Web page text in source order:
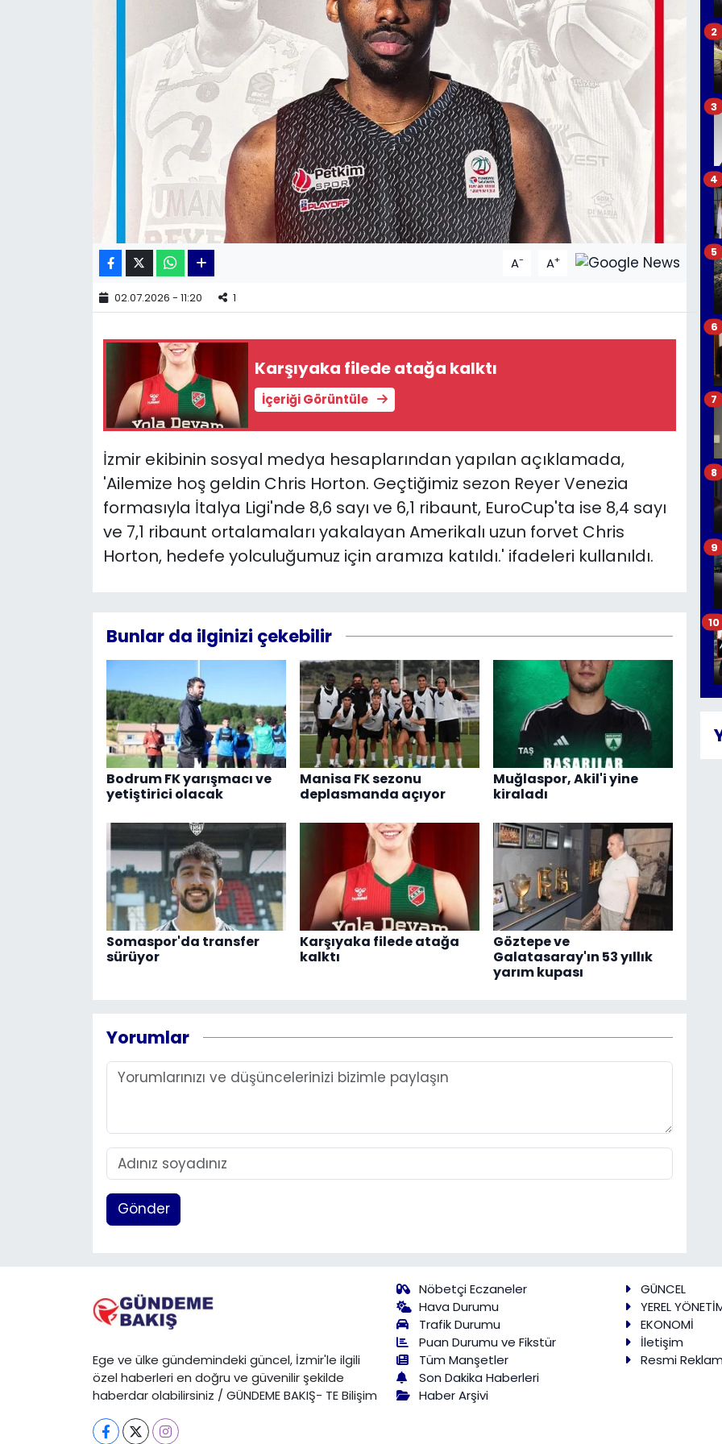
A- A+
02.07.2026 - 11:20 1
Karşıyaka filede atağa kalktı
İçeriği Görüntüle
İzmir ekibinin sosyal medya hesaplarından yapılan açıklamada,
'Ailemize hoş geldin Chris Horton. Geçtiğimiz sezon Reyer Venezia
formasıyla İtalya Ligi'nde 8,6 sayı ve 6,1 ribaunt, EuroCup'ta ise 8,4 sayı
ve 7,1 ribaunt ortalamaları yakalayan Amerikalı uzun forvet Chris
Horton, hedefe yolculuğumuz için aramıza katıldı.' ifadeleri kullanıldı.
Bunlar da ilginizi çekebilir
Bodrum FK yarışmacı ve
yetiştirici olacak
Manisa FK sezonu
deplasmanda açıyor
Muğlaspor, Akil'i yine
kiraladı
Somaspor'da transfer
sürüyor
Karşıyaka filede atağa
kalktı
Göztepe ve
Galatasaray'ın 53 yıllık
yarım kupası
Yorumlar
Gönder
2
3
4
5
6
7
8
9
10
Ege ve ülke gündemindeki güncel, İzmir'le ilgili
özel haberleri en doğru ve güvenilir şekilde
haberdar olabilirsiniz / GÜNDEME BAKIŞ- TE Bilişim
Nöbetçi Eczaneler
Hava Durumu
Trafik Durumu
Puan Durumu ve Fikstür
Tüm Manşetler
Son Dakika Haberleri
Haber Arşivi
GÜNCEL
YEREL
EKONOMİ
İletişim
Resmi Reklam
TEKNOLOJİ
Yaşam
YEREL YÖNETİMLER